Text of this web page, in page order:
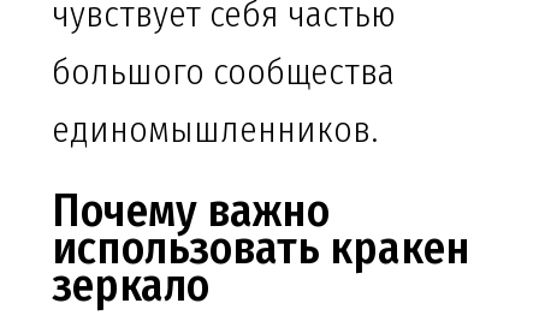
чувствует себя частью
большого сообщества
единомышленников.
Почему важно
использовать кракен
зеркало